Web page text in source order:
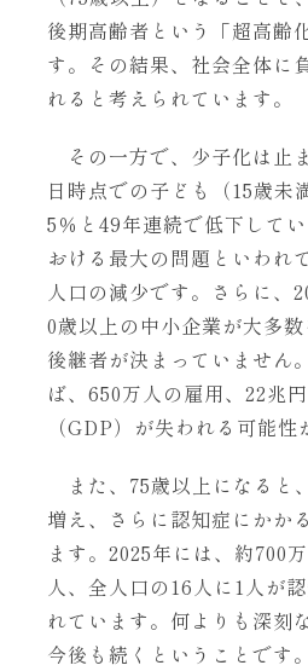
後期高齢者という「超高齢
す。その結果、社会全体に
れると考えられています。
その一方で、少子化は止
日時点での子ども（15歳未
5％と49年連続で低下して
おける最大の問題といわれ
人口の減少です。さらに、
0歳以上の中小企業が大多
後継者が決まっていません
ば、650万人の雇用、22兆
（GDP）が失われる可能性
また、75歳以上になると
増え、さらに認知症にかか
ます。2025年には、約700
人、全人口の16人に1人が
れています。何よりも深刻
今後も続くということです。